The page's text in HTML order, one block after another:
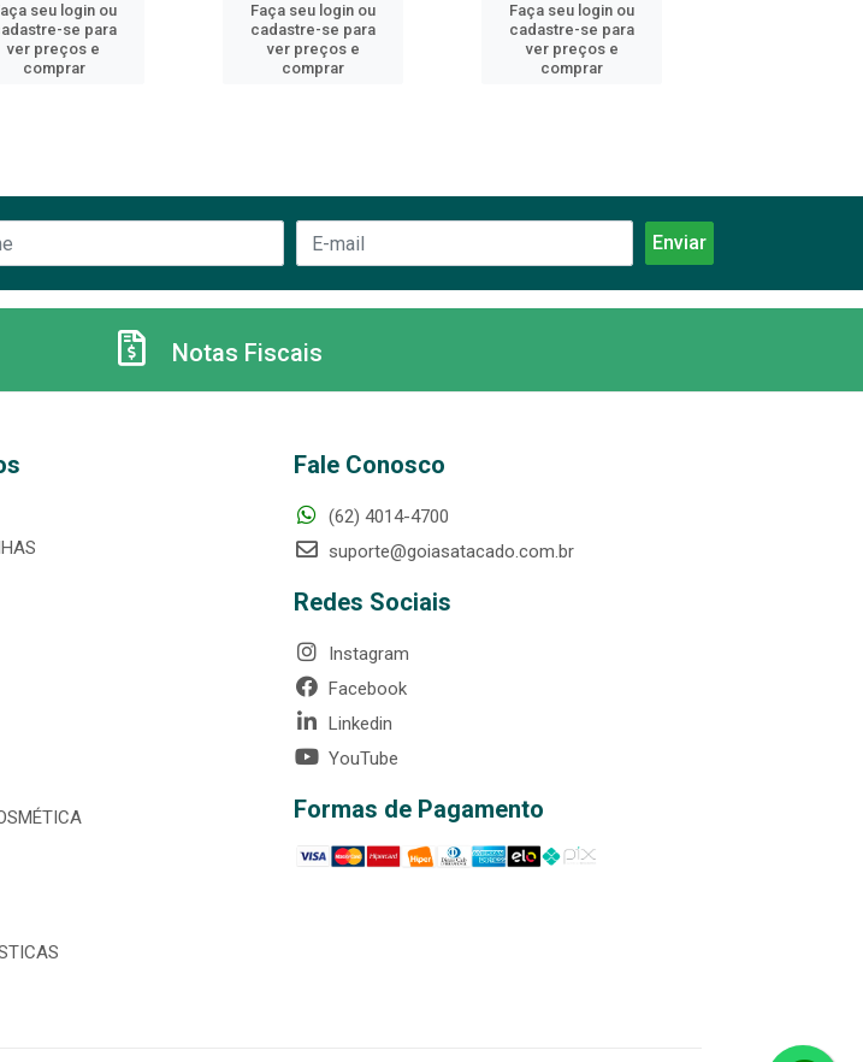
seu login ou
se para
ver preços e
comprar
Faça seu login ou
cadastre-se para
ver preços e
comprar
Faça seu login ou
cadastre-se para
ver preços e
comprar
Notas Fiscais
Fale Conosco
(62) 4014-4700
suporte@goiasatacado.com.br
Redes Sociais
Instagram
Facebook
Linkedin
YouTube
Formas de Pagamento